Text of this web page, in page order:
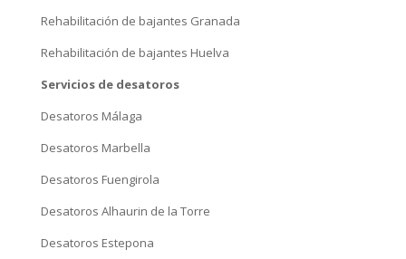
Rehabilitación de bajantes Granada
Rehabilitación de bajantes Huelva
Servicios de desatoros
Desatoros Málaga
Desatoros Marbella
Desatoros Fuengirola
Desatoros Alhaurin de la Torre
Desatoros Estepona